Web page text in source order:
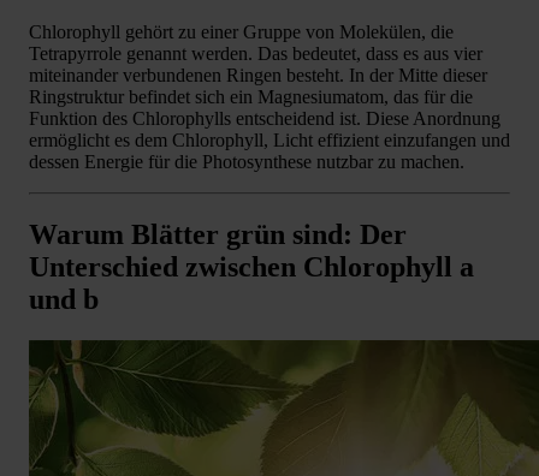
Chlorophyll gehört zu einer Gruppe von Molekülen, die
Tetrapyrrole genannt werden. Das bedeutet, dass es aus vier
miteinander verbundenen Ringen besteht. In der Mitte dieser
Ringstruktur befindet sich ein Magnesiumatom, das für die
Funktion des Chlorophylls entscheidend ist. Diese Anordnung
ermöglicht es dem Chlorophyll, Licht effizient einzufangen und
dessen Energie für die Photosynthese nutzbar zu machen.
Warum Blätter grün sind: Der
Unterschied zwischen Chlorophyll a
und b